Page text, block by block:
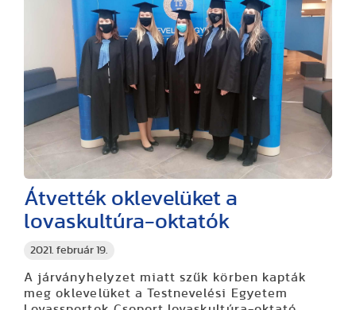
2021. február 19.
Átvették oklevelüket a
lovaskultúra-oktatók
A járványhelyzet miatt szűk körben kapták
meg oklevelüket a Testnevelési Egyetem